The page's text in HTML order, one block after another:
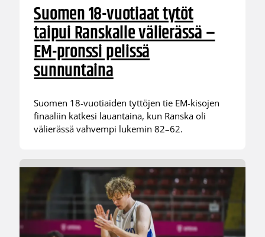
Suomen 18-vuotiaat tytöt
taipui Ranskalle välierässä –
EM-pronssi pelissä
sunnuntaina
Suomen 18-vuotiaiden tyttöjen tie EM-kisojen
finaaliin katkesi lauantaina, kun Ranska oli
välierässä vahvempi lukemin 82–62.